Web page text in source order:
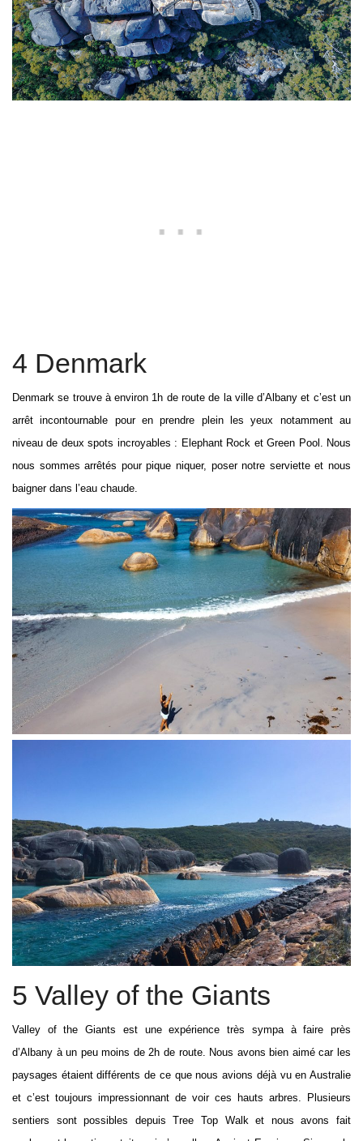
4 Denmark
Denmark se trouve à environ 1h de route de la ville d’Albany et c’est un
arrêt incontournable pour en prendre plein les yeux notamment au
niveau de deux spots incroyables : Elephant Rock et Green Pool. Nous
nous sommes arrêtés pour pique niquer, poser notre serviette et nous
baigner dans l’eau chaude.
5 Valley of the Giants
Valley of the Giants est une expérience très sympa à faire près
d’Albany à un peu moins de 2h de route. Nous avons bien aimé car les
paysages étaient différents de ce que nous avions déjà vu en Australie
et c’est toujours impressionnant de voir ces hauts arbres. Plusieurs
sentiers sont possibles depuis Tree Top Walk et nous avons fait